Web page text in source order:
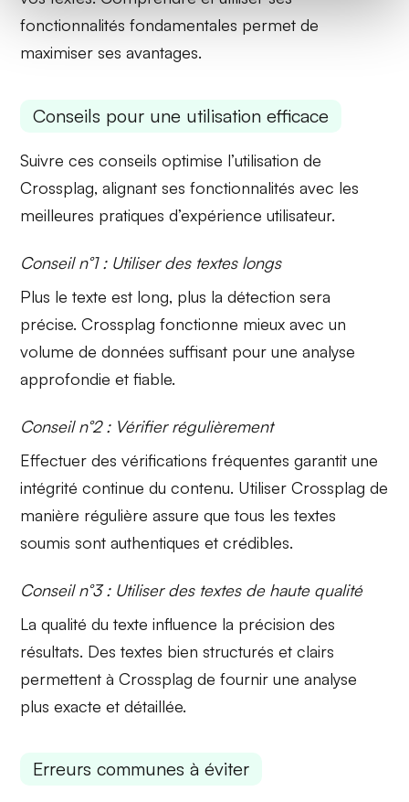
fonctionnalités fondamentales permet de
maximiser ses avantages.
Conseils pour une utilisation efficace
Suivre ces conseils optimise l’utilisation de
Crossplag, alignant ses fonctionnalités avec les
meilleures pratiques d’expérience utilisateur.
Conseil n°1 : Utiliser des textes longs
Plus le texte est long, plus la détection sera
précise. Crossplag fonctionne mieux avec un
volume de données suffisant pour une analyse
approfondie et fiable.
Conseil n°2 : Vérifier régulièrement
Effectuer des vérifications fréquentes garantit une
intégrité continue du contenu. Utiliser Crossplag de
manière régulière assure que tous les textes
soumis sont authentiques et crédibles.
Conseil n°3 : Utiliser des textes de haute qualité
La qualité du texte influence la précision des
résultats. Des textes bien structurés et clairs
permettent à Crossplag de fournir une analyse
plus exacte et détaillée.
Erreurs communes à éviter